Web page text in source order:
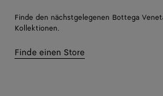
Finde den nächstgelegenen Bottega
Kollektionen.
Finde einen Store